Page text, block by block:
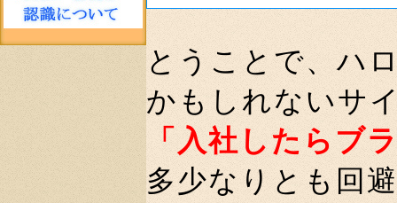
とうことで、ハ
かもしれないサ
「入社したらブ
多少なりとも回